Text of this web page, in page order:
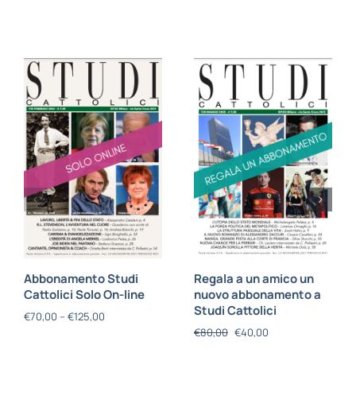
Abbonamento Studi
Cattolici Solo On-line
€70,00 – €125,00
Regala a un amico un
nuovo abbonamento a
Studi Cattolici
€80,00 €40,00